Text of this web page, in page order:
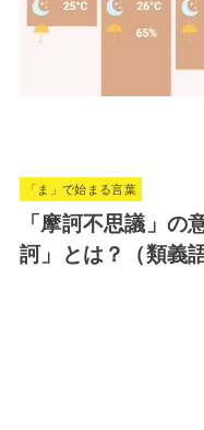
「ま」で始まる言葉
「摩訶不思議」の
訶」とは？（類義語